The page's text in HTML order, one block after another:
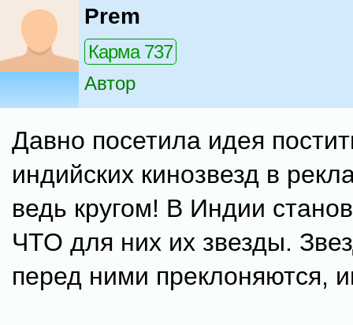
Prem
Карма 737
Автор
Давно посетила идея
индийских кинозвезд в
ведь кругом! В Индии
ЧТО для них их звезды.
перед ними преклоняются,